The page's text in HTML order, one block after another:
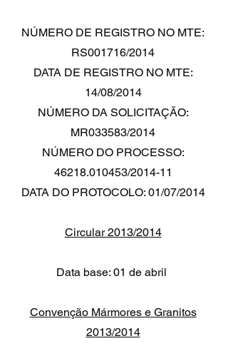
NÚMERO DE REGISTRO NO MTE:
RS001716/2014
DATA DE REGISTRO NO MTE:
14/08/2014
NÚMERO DA SOLICITAÇÃO:
MR033583/2014
NÚMERO DO PROCESSO:
46218.010453/2014-11
DATA DO PROTOCOLO: 01/07/2014
Circular 2013/2014
Data base: 01 de abril
Convenção Mármores e Granitos
2013/2014